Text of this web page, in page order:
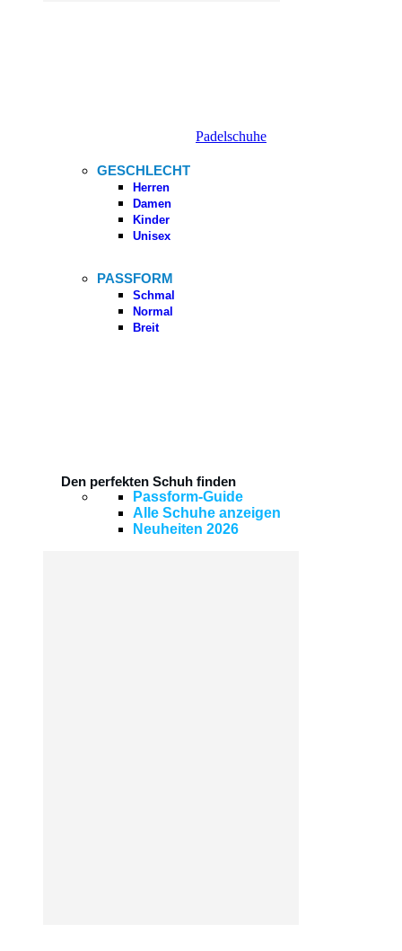
Padelschuhe
GESCHLECHT
Herren
Damen
Kinder
Unisex
PASSFORM
Schmal
Normal
Breit
Den perfekten Schuh finden
Passform-Guide
Alle Schuhe anzeigen
Neuheiten 2026